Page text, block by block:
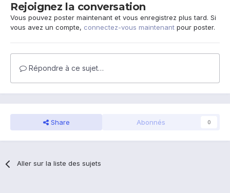
Rejoignez la conversation
Vous pouvez poster maintenant et vous enregistrez plus tard. Si
vous avez un compte, connectez-vous maintenant pour poster.
Répondre à ce sujet…
Share Abonnés 0
Aller sur la liste des sujets